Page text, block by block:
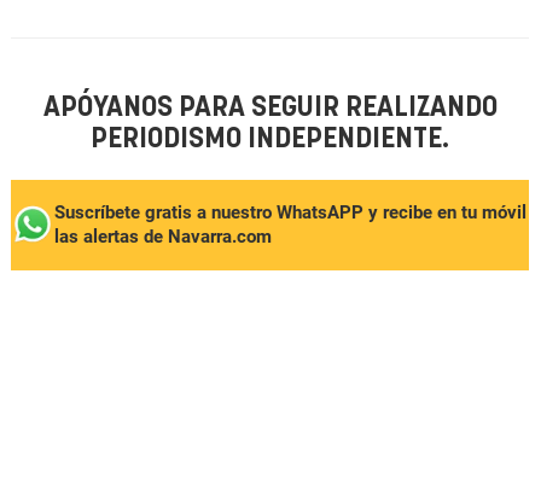
APÓYANOS PARA SEGUIR REALIZANDO
PERIODISMO INDEPENDIENTE.
Suscríbete gratis a nuestro WhatsAPP y recibe en tu móvil
las alertas de Navarra.com